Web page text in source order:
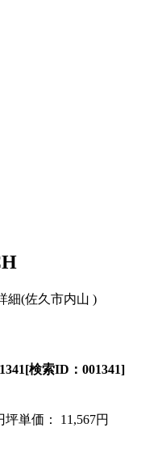
細(佐久市内山 )
[検索ID：001341]
坪単価： 11,567円